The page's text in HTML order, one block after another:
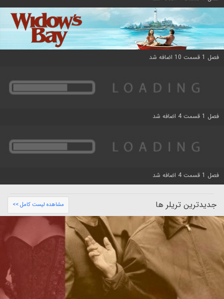
فصل 1 قسمت 10 اضافه شد
فصل 1 قسمت 4 اضافه شد
فصل 1 قسمت 4 اضافه شد
جدیدترین تریلر ها مشاهده لیست کامل >>